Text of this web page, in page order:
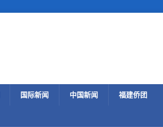
国际新闻 中国新闻 福建侨团